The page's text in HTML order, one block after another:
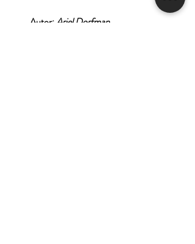
Autor: Ariel Dorfman